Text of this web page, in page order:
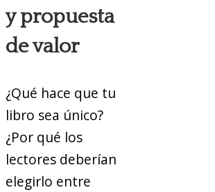
y propuesta
de valor
¿Qué hace que tu
libro sea único?
¿Por qué los
lectores deberían
elegirlo entre